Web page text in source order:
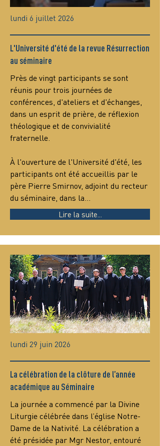
lundi 6 juillet 2026
L'Université d'été de la revue Résurrection
au séminaire
Près de vingt participants se sont
réunis pour trois journées de
conférences, d'ateliers et d'échanges,
dans un esprit de prière, de réflexion
théologique et de convivialité
fraternelle.
À l'ouverture de l'Université d'été, les
participants ont été accueillis par le
père Pierre Smirnov, adjoint du recteur
du séminaire, dans la…
Lire la suite...
lundi 29 juin 2026
La célébration de la clôture de l’année
académique au Séminaire
La journée a commencé par la Divine
Liturgie célébrée dans l’église Notre-
Dame de la Nativité. La célébration a
été présidée par Mgr Nestor, entouré